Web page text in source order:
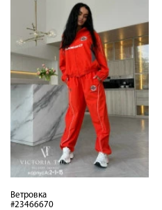
Ветровка
#23466670